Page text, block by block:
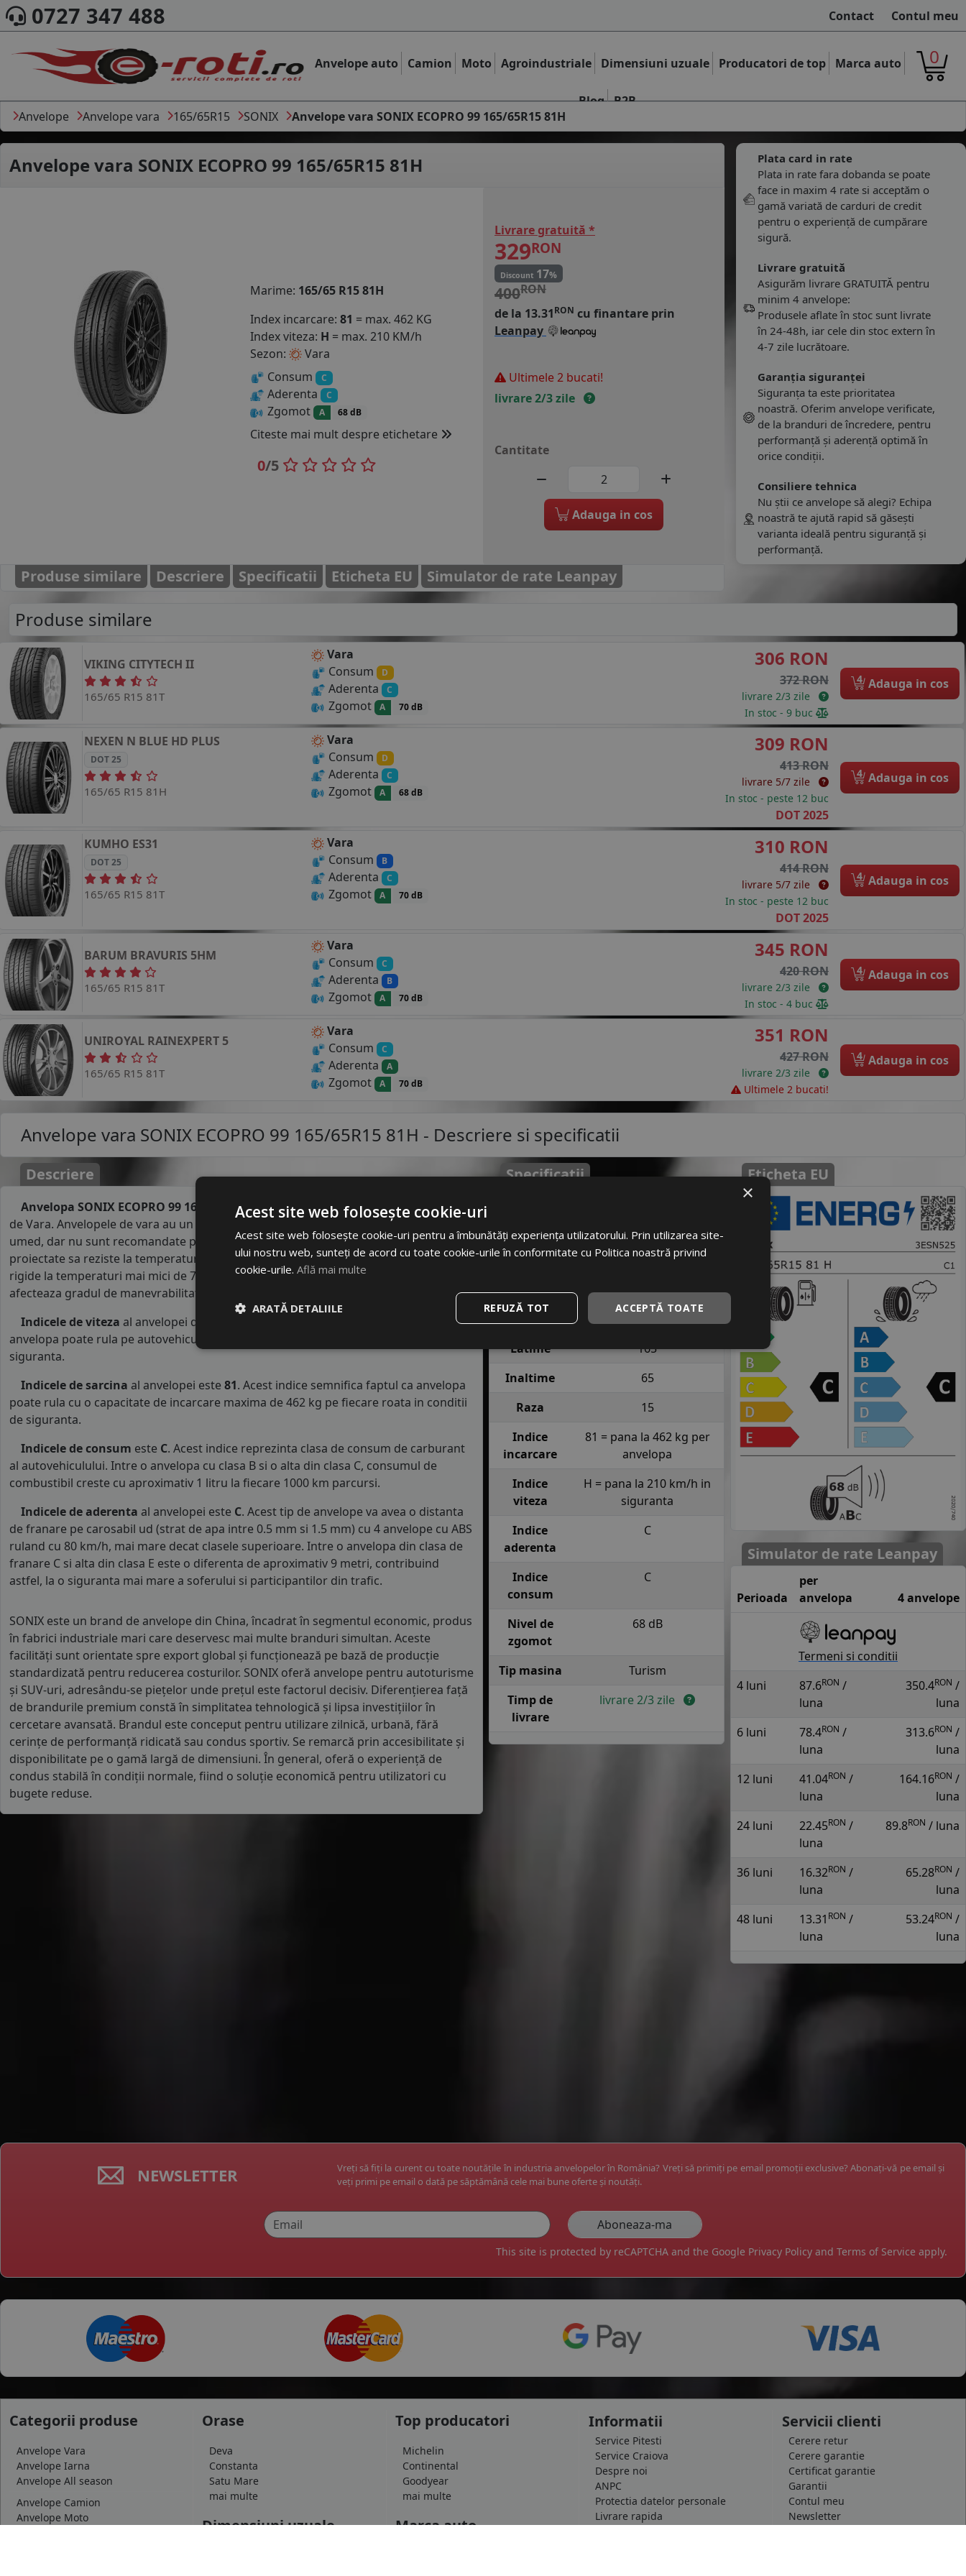
0727 347 488 Contact Contul meu
Anvelope auto Camion Moto Agroindustriale Dimensiuni uzuale Producatori de top Marca auto
Blog B2B
0
Anvelope Anvelope vara 165/65R15 SONIX Anvelope vara SONIX ECOPRO 99 165/65R15 81H
Anvelope vara SONIX ECOPRO 99 165/65R15 81H
Marime: 165/65 R15 81H
Index incarcare: 81 = max. 462 KG
Index viteza: H = max. 210 KM/h
Sezon:
Vara
Consum
C
Aderenta C
Zgomot A 68 dB
Citeste mai mult despre etichetare
0/5
Livrare gratuită *
329RON
Discount 17%
400RON
de la 13.31RON cu finantare prin
Leanpay
Ultimele 2 bucati!
livrare 2/3 zile
Cantitate
Adauga in cos
Plata card in rate
Plata in rate fara dobanda se poate
face in maxim 4 rate si acceptăm o
gamă variată de carduri de credit
pentru o experiență de cumpărare
sigură.
Livrare gratuită
Asigurăm livrare GRATUITĂ pentru
minim 4 anvelope:
Produsele aflate în stoc sunt livrate
în 24-48h, iar cele din stoc extern în
4-7 zile lucrătoare.
Garanția siguranței
Siguranța ta este prioritatea
noastră. Oferim anvelope verificate,
de la branduri de încredere, pentru
performanță și aderență optimă în
orice condiții.
Consiliere tehnica
Nu știi ce anvelope să alegi? Echipa
noastră te ajută rapid să găsești
varianta ideală pentru siguranță și
performanță.
Produse similare Descriere Specificatii Eticheta EU Simulator de rate Leanpay
Produse similare
VIKING CITYTECH II
165/65 R15 81T
Vara
Consum
D
Aderenta C
Zgomot A 70 dB
306 RON
372 RON
livrare 2/3 zile
In stoc - 9 buc
4 Adauga in cos
NEXEN N BLUE HD PLUS
DOT 25
165/65 R15 81H
Vara
Consum
D
Aderenta C
Zgomot A 68 dB
309 RON
413 RON
livrare 5/7 zile
In stoc - peste 12 buc
DOT 2025
4 Adauga in cos
KUMHO ES31
DOT 25
165/65 R15 81T
Vara
Consum
B
Aderenta C
Zgomot A 70 dB
310 RON
414 RON
livrare 5/7 zile
In stoc - peste 12 buc
DOT 2025
4 Adauga in cos
BARUM BRAVURIS 5HM
165/65 R15 81T
Vara
Consum
C
Aderenta B
Zgomot A 70 dB
345 RON
420 RON
livrare 2/3 zile
In stoc - 4 buc
4 Adauga in cos
UNIROYAL RAINEXPERT 5
165/65 R15 81T
Vara
Consum
C
Aderenta A
Zgomot A 70 dB
351 RON
427 RON
livrare 2/3 zile
Ultimele 2 bucati!
4 Adauga in cos
Anvelope vara SONIX ECOPRO 99 165/65R15 81H - Descriere si specificatii
Descriere
Anvelopa SONIX ECOPRO 99 165/65R15 81Hpentru autoturisme este o anvelopa
de Vara. Anvelopele de vara au un comportament foarte bun pe asfalt uscat sau
umed, dar nu sunt recomandate pe carosabil acoperit de gheata sau zapada. Fiind
proiectate sa reziste la temperaturile ridicate din perioada verii, vor deveni mult prea
rigide la temperaturi mai mici de 7°C. Rigiditatea anvelopelor scade aderenta si
afecteaza gradul de manevrabilitate al masinii..
Indicele de viteza al anvelopei de varaSONIX este
anvelopa poate rula pe autovehicule o viteza maxima de 210 km/h in conditii de
siguranta.
Indicele de sarcina al anvelopei este 81. Acest indice semnifica faptul ca anvelopa
poate rula cu o capacitate de incarcare maxima de 462 kg pe fiecare roata in conditii
de siguranta.
Indicele de consum este C. Acest indice reprezinta clasa de consum de carburant
al autovehiculului. Intre o anvelopa cu clasa B si o alta din clasa C, consumul de
combustibil creste cu aproximativ 1 litru la fiecare 1000 km parcursi.
Indicele de aderenta al anvelopei este C. Acest tip de anvelope va avea o distanta
de franare pe carosabil ud (strat de apa intre 0.5 mm si 1.5 mm) cu 4 anvelope cu ABS
ruland cu 80 km/h, mai mare decat clasele superioare. Intre o anvelopa din clasa de
franare C si alta din clasa E este o diferenta de aproximativ 9 metri, contribuind
astfel, la o siguranta mai mare a soferului si participantilor din trafic.
SONIX este un brand de anvelope din China, încadrat în segmentul economic, produs
în fabrici industriale mari care deservesc mai multe branduri simultan. Aceste
facilități sunt orientate spre export global și funcționează pe bază de producție
standardizată pentru reducerea costurilor. SONIX oferă anvelope pentru autoturisme
și SUV-uri, adresându-se piețelor unde prețul este factorul decisiv. Diferențierea față
de brandurile premium constă în simplitatea tehnologică și lipsa investițiilor în
cercetare avansată. Brandul este conceput pentru utilizare zilnică, urbană, fără
cerințe de performanță ridicată sau condus sportiv. Se remarcă prin accesibilitate și
disponibilitate pe o gamă largă de dimensiuni. În general, oferă o experiență de
condus stabilă în condiții normale, fiind o soluție economică pentru utilizatori cu
bugete reduse.
Specificatii
Cod produs
#19577945
EAN
6932094133644
Brand
SONIX
Latime
165
Inaltime
65
Raza
15
Indice
incarcare
81 = pana la 462 kg per
anvelopa
Indice
viteza
H = pana la 210 km/h in
siguranta
Indice
aderenta
C
Indice
consum
C
Nivel de
zgomot
68 dB
Tip masina
Turism
Timp de
livrare
livrare 2/3 zile
Eticheta EU
Simulator de rate Leanpay
Perioada
per
anvelopa
4 anvelope
Termeni si conditii
4 luni
87.6RON /
luna
350.4RON /
luna
6 luni
78.4RON /
luna
313.6RON /
luna
12 luni
41.04RON /
luna
164.16RON /
luna
24 luni
22.45RON /
luna
89.8RON / luna
36 luni 16.32RON /
luna
65.28RON /
luna
48 luni
13.31 RON /
luna
53.24RON /
luna
NEWSLETTER
Vreți să fiți la curent cu toate noutățile în industria anvelopelor în România? Vreți să primiți pe email promoții exclusive? Abonați-vă pe email și
veți primi pe email o dată pe săptămână cele mai bune oferte și noutăți.
This site is protected by reCAPTCHA and the Google Privacy Policy and Terms of Service apply.
Categorii produse
Anvelope Vara
Anvelope Iarna
Anvelope All season
Anvelope Camion
Anvelope Moto
Orase
Deva
Constanta
Satu Mare
mai multe
Dimensiuni uzuale
Top producatori
Michelin
Continental
Goodyear
mai multe
Marca auto
Informatii
Service Pitesti
Service Craiova
Despre noi
ANPC
Protectia datelor personale
Livrare rapida
Servicii clienti
Cerere retur
Cerere garantie
Certificat garantie
Garantii
Contul meu
Newsletter
×
Acest site web folosește cookie-uri
Acest site web folosește cookie-uri pentru a îmbunătăți experiența utilizatorului. Prin utilizarea site-
ului nostru web, sunteți de acord cu toate cookie-urile în conformitate cu Politica noastră privind
cookie-urile. Află mai multe
ACCEPTĂ TOATE
REFUZĂ TOT
ARATĂ DETALIILE